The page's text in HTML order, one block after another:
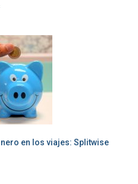
en los viajes: Splitwise